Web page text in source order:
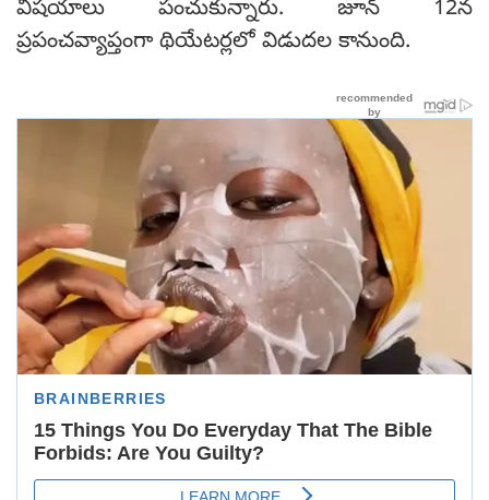
విషయాలు పంచుకున్నారు. జూన్ 12న
ప్రపంచవ్యాప్తంగా థియేటర్లలో విడుదల కానుంది.